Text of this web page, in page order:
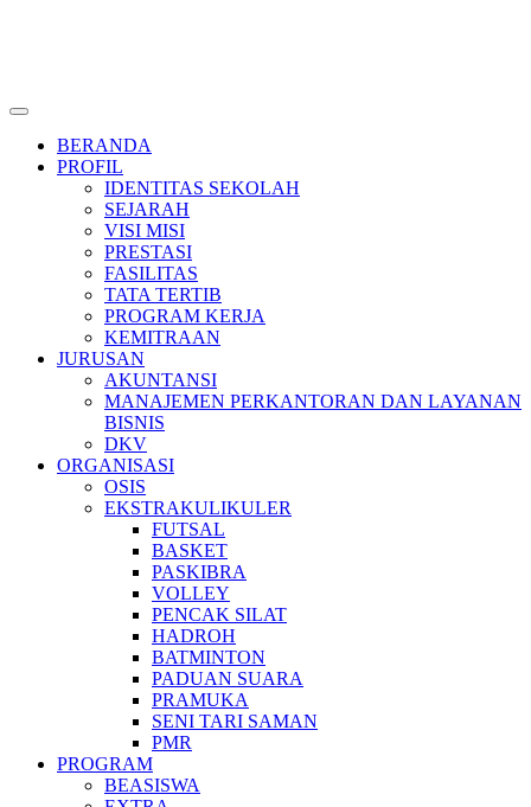
BERANDA
PROFIL
IDENTITAS SEKOLAH
SEJARAH
VISI MISI
PRESTASI
FASILITAS
TATA TERTIB
PROGRAM KERJA
KEMITRAAN
JURUSAN
AKUNTANSI
MANAJEMEN PERKANTORAN DAN LAYANAN
BISNIS
DKV
ORGANISASI
OSIS
EKSTRAKULIKULER
FUTSAL
BASKET
PASKIBRA
VOLLEY
PENCAK SILAT
HADROH
BATMINTON
PADUAN SUARA
PRAMUKA
SENI TARI SAMAN
PMR
PROGRAM
BEASISWA